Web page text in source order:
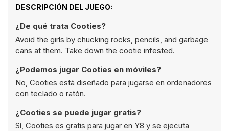
DESCRIPCIÓN DEL JUEGO:
¿De qué trata Cooties?
Avoid the girls by chucking rocks, pencils, and garbage
cans at them. Take down the cootie infested.
¿Podemos jugar Cooties en móviles?
No, Cooties está diseñado para jugarse en ordenadores
con teclado o ratón.
¿Cooties se puede jugar gratis?
Sí, Cooties es gratis para jugar en Y8 y se ejecuta